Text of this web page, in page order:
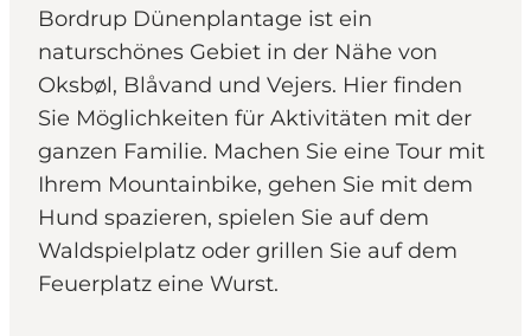
Bordrup Dünenplantage ist ein
naturschönes Gebiet in der Nähe von
Oksbøl, Blåvand und Vejers. Hier finden
Sie Möglichkeiten für Aktivitäten mit der
ganzen Familie. Machen Sie eine Tour mit
Ihrem Mountainbike, gehen Sie mit dem
Hund spazieren, spielen Sie auf dem
Waldspielplatz oder grillen Sie auf dem
Feuerplatz eine Wurst.